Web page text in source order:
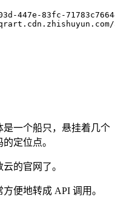
447e-83fc-
一个船只，悬挂着几个
定位点。
的官网了。
便地转成 API 调用。